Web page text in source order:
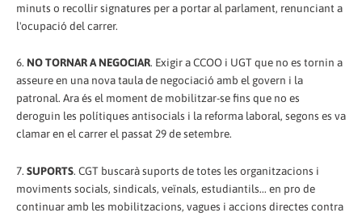
minuts o recollir signatures per a portar al parlament, renunciant a
l'ocupació del carrer.
6. NO TORNAR A NEGOCIAR. Exigir a CCOO i UGT que no es tornin a
asseure en una nova taula de negociació amb el govern i la
patronal. Ara és el moment de mobilitzar-se fins que no es
deroguin les polítiques antisocials i la reforma laboral, segons es va
clamar en el carrer el passat 29 de setembre.
7. SUPORTS. CGT buscarà suports de totes les organitzacions i
moviments socials, sindicals, veïnals, estudiantils... en pro de
continuar amb les mobilitzacions, vagues i accions directes contra